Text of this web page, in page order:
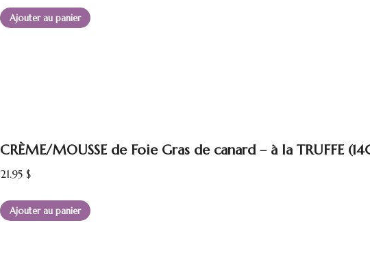
Ajouter au panier
CRÈME/MOUSSE de Foie Gras de canard – à la TRUFFE
21.95 $
Ajouter au panier